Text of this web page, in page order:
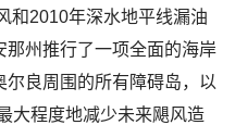
和2010年深水地平线漏油
州推行了一项全面的海岸
良周围的所有障碍岛，以
大程度地减少未来飓风造